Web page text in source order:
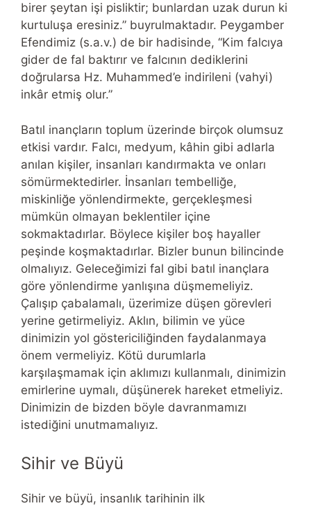
birer şeytan işi pisliktir; bunlardan uzak durun ki
kurtuluşa eresiniz.” buyrulmaktadır. Peygamber
Efendimiz (s.a.v.) de bir hadisinde, “Kim falcıya
gider de fal baktırır ve falcının dediklerini
doğrularsa Hz. Muhammed’e indirileni (vahyi)
inkâr etmiş olur.”
Batıl inançların toplum üzerinde birçok olumsuz
etkisi vardır. Falcı, medyum, kâhin gibi adlarla
anılan kişiler, insanları kandırmakta ve onları
sömürmektedirler. İnsanları tembelliğe,
miskinliğe yönlendirmekte, gerçekleşmesi
mümkün olmayan beklentiler içine
sokmaktadırlar. Böylece kişiler boş hayaller
peşinde koşmaktadırlar. Bizler bunun bilincinde
olmalıyız. Geleceğimizi fal gibi batıl inançlara
göre yönlendirme yanlışına düşmemeliyiz.
Çalışıp çabalamalı, üzerimize düşen görevleri
yerine getirmeliyiz. Aklın, bilimin ve yüce
dinimizin yol göstericiliğinden faydalanmaya
önem vermeliyiz. Kötü durumlarla
karşılaşmamak için aklımızı kullanmalı, dinimizin
emirlerine uymalı, düşünerek hareket etmeliyiz.
Dinimizin de bizden böyle davranmamızı
istediğini unutmamalıyız.
Sihir ve Büyü
Sihir ve büyü, insanlık tarihinin ilk